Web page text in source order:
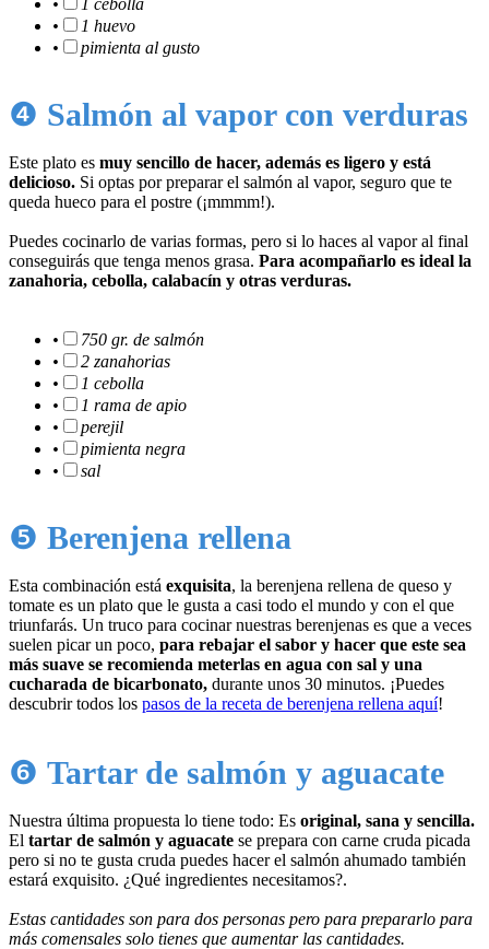
•
1 huevo
•
pimienta al gusto
❹ Salmón al vapor con verduras
Este plato es muy sencillo de hacer, además es ligero y está
delicioso. Si optas por preparar el salmón al vapor, seguro que te
queda hueco para el postre (¡mmmm!).
Puedes cocinarlo de varias formas, pero si lo haces al vapor al final
conseguirás que tenga menos grasa. Para acompañarlo es ideal la
zanahoria, cebolla, calabacín y otras verduras.
•
750 gr. de salmón
•
2 zanahorias
•
1 cebolla
•
1 rama de apio
•
perejil
•
pimienta negra
•
sal
❺ Berenjena rellena
Esta combinación está exquisita, la berenjena rellena de queso y
tomate es un plato que le gusta a casi todo el mundo y con el que
triunfarás. Un truco para cocinar nuestras berenjenas es que a veces
suelen picar un poco, para rebajar el sabor y hacer que este sea
más suave se recomienda meterlas en agua con sal y una
cucharada de bicarbonato, durante unos 30 minutos. ¡Puedes
descubrir todos los pasos de la receta de berenjena rellena aquí!
❻ Tartar de salmón y aguacate
Nuestra última propuesta lo tiene todo: Es original, sana y sencilla.
El tartar de salmón y aguacate se prepara con carne cruda picada
pero si no te gusta cruda puedes hacer el salmón ahumado también
estará exquisito. ¿Qué ingredientes necesitamos?.
Estas cantidades son para dos personas pero para prepararlo para
más comensales solo tienes que aumentar las cantidades.